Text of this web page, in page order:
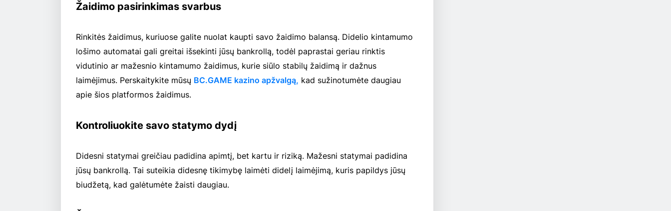
Žaidimo pasirinkimas svarbus
Rinkitės žaidimus, kuriuose galite nuolat kaupti savo žaidimo balansą. Didelio kintamumo
lošimo automatai gali greitai išsekinti jūsų bankrollą, todėl paprastai geriau rinktis
vidutinio ar mažesnio kintamumo žaidimus, kurie siūlo stabilų žaidimą ir dažnus
laimėjimus. Perskaitykite mūsų BC.GAME kazino apžvalgą, kad sužinotumėte daugiau
apie šios platformos žaidimus.
Kontroliuokite savo statymo dydį
Didesni statymai greičiau padidina apimtį, bet kartu ir riziką. Mažesni statymai padidina
jūsų bankrollą. Tai suteikia didesnę tikimybę laimėti didelį laimėjimą, kuris papildys jūsų
biudžetą, kad galėtumėte žaisti daugiau.